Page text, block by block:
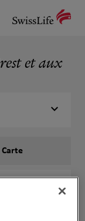
et aux
Carte